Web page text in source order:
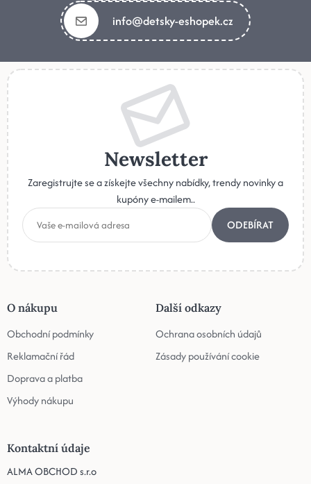
info@detsky-eshopek.cz
Newsletter
Zaregistrujte se a získejte všechny nabídky, trendy novinky a
kupóny e-mailem..
ODEBÍRAT
O nákupu
Obchodní podmínky
Reklamační řád
Doprava a platba
Výhody nákupu
Další odkazy
Ochrana osobních údajů
Zásady používání cookie
Kontaktní údaje
ALMA OBCHOD s.r.o